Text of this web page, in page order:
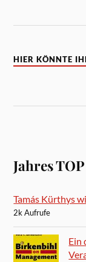
HIER KÖNNTE
Jahres
Tamás Kürthys
2k Aufrufe
Ein